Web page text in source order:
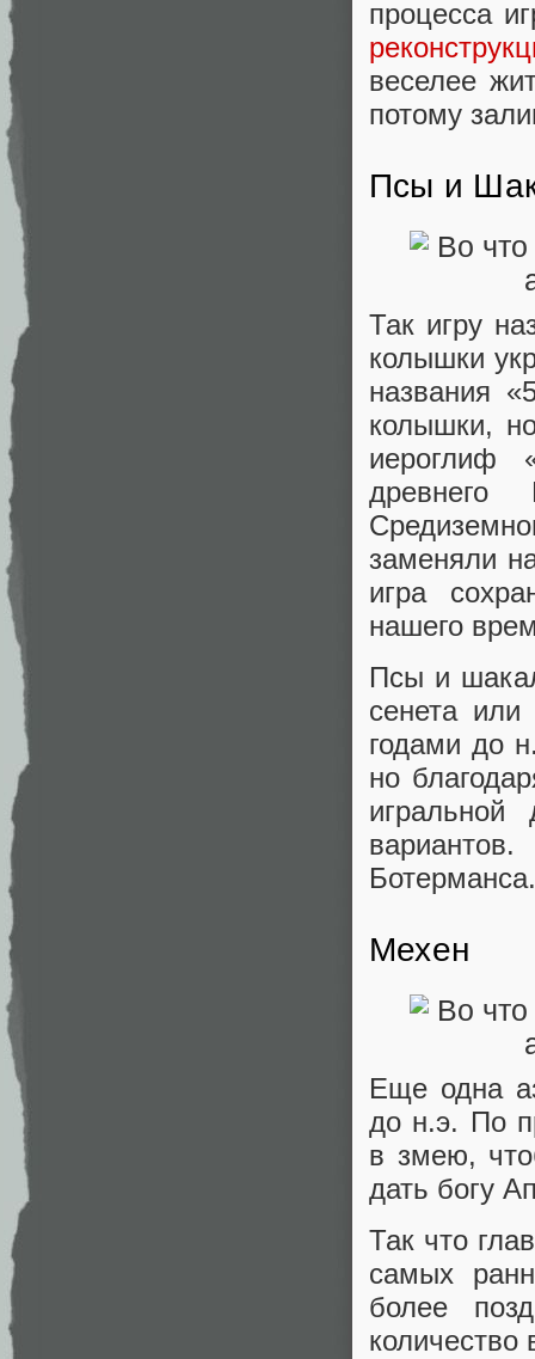
процесса
веселее
потому
Псы и
Так игру
колышки
названия
колышки,
иероглиф
древнего
заменяли
игра
нашего
Псы и
сенета
годами до
но
игральной
Ботерманса.
Мехен
Еще одна
до н.э. По
в змею,
дать богу
Так что
самых
более
количество